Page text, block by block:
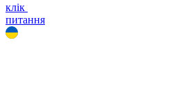
клік
питання